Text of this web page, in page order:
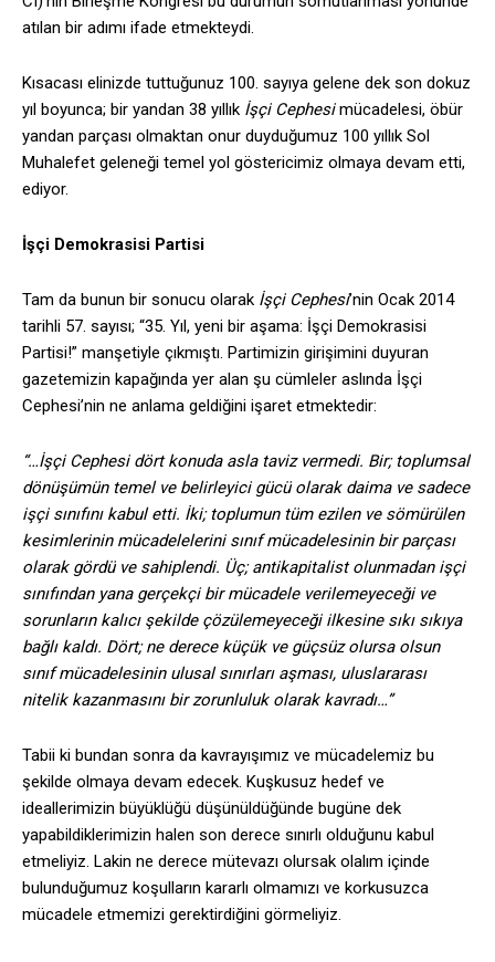
atılan bir adımı ifade etmekteydi.
Kısacası elinizde tuttuğunuz 100. sayıya gelene dek son dokuz
yıl boyunca; bir yandan 38 yıllık İşçi Cephesimücadelesi, öbür
yandan parçası olmaktan onur duyduğumuz 100 yıllık Sol
Muhalefet geleneği temel yol göstericimiz olmaya devam etti,
ediyor.
İşçi Demokrasisi Partisi
Tam da bunun bir sonucu olarak İşçi Cephesi’nin Ocak 2014
tarihli 57. sayısı; “35. Yıl, yeni bir aşama: İşçi Demokrasisi
Partisi!” manşetiyle çıkmıştı. Partimizin girişimini duyuran
gazetemizin kapağında yer alan şu cümleler aslında İşçi
Cephesi’nin ne anlama geldiğini işaret etmektedir:
“…İşçi Cephesi dört konuda asla taviz vermedi. Bir; toplumsal
dönüşümün temel ve belirleyici gücü olarak daima ve sadece
işçi sınıfını kabul etti. İki; toplumun tüm ezilen ve sömürülen
kesimlerinin mücadelelerini sınıf mücadelesinin bir parçası
olarak gördü ve sahiplendi. Üç; antikapitalist olunmadan işçi
sınıfından yana gerçekçi bir mücadele verilemeyeceği ve
sorunların kalıcı şekilde çözülemeyeceği ilkesine sıkı sıkıya
bağlı kaldı. Dört; ne derece küçük ve güçsüz olursa olsun
sınıf mücadelesinin ulusal sınırları aşması, uluslararası
nitelik kazanmasını bir zorunluluk olarak kavradı…”
Tabii ki bundan sonra da kavrayışımız ve mücadelemiz bu
şekilde olmaya devam edecek. Kuşkusuz hedef ve
ideallerimizin büyüklüğü düşünüldüğünde bugüne dek
yapabildiklerimizin halen son derece sınırlı olduğunu kabul
etmeliyiz. Lakin ne derece mütevazı olursak olalım içinde
bulunduğumuz koşulların kararlı olmamızı ve korkusuzca
mücadele etmemizi gerektirdiğini görmeliyiz.